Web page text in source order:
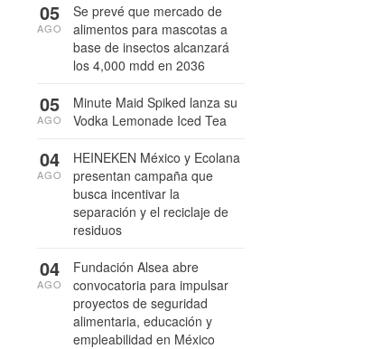
Se prevé que mercado de
alimentos para mascotas a
base de insectos alcanzará
los 4,000 mdd en 2036
05
AGO
Minute Maid Spiked lanza su
Vodka Lemonade Iced Tea
05
AGO
HEINEKEN México y Ecolana
presentan campaña que
busca incentivar la
separación y el reciclaje de
residuos
04
AGO
Fundación Alsea abre
convocatoria para impulsar
proyectos de seguridad
alimentaria, educación y
empleabilidad en México
04
AGO